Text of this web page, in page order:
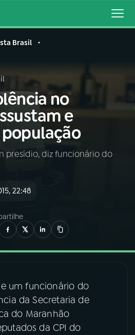
Buscar
AO VIVO
Brasil
no
e
presídio, diz funcionário do
22:48
um funcionário do
da Secretaria de
do Maranhão
da CPI do